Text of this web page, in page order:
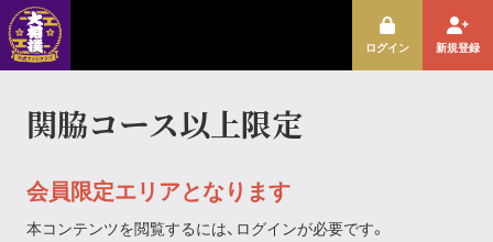
ログイン 新規登録
関脇コース以上限定
会員限定エリアとなります
本コンテンツを閲覧するには、ログインが必要です。